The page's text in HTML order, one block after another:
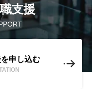
支援
申し込む